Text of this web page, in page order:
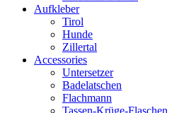
Aufkleber
Tirol
Hunde
Zillertal
Accessories
Untersetzer
Badelatschen
Flachmann